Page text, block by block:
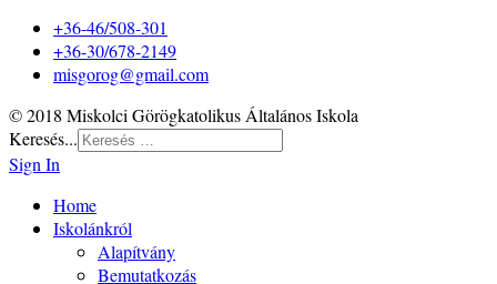
+36-46/508-301
+36-30/678-2149
misgorog@gmail.com
© 2018 Miskolci Görögkatolikus Általános Iskola
Keresés...
Sign In
Home
Iskolánkról
Alapítvány
Bemutatkozás